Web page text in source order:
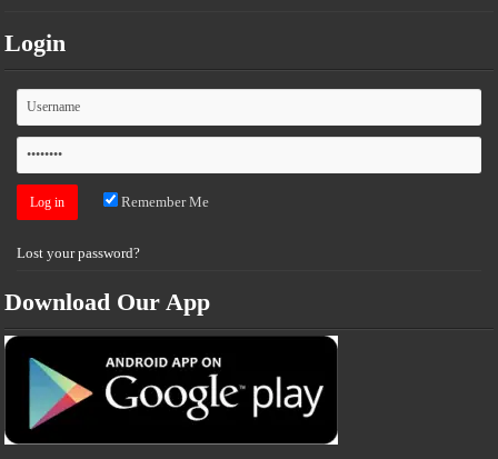
Login
Remember Me
Lost your password?
Download Our App